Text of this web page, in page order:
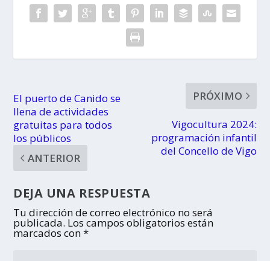
El puerto de Canido se
llena de actividades
gratuitas para todos
los públicos
ANTERIOR
PRÓXIMO
Vigocultura 2024:
programación infantil
del Concello de Vigo
DEJA UNA RESPUESTA
Tu dirección de correo electrónico no será
publicada. Los campos obligatorios están
marcados con*